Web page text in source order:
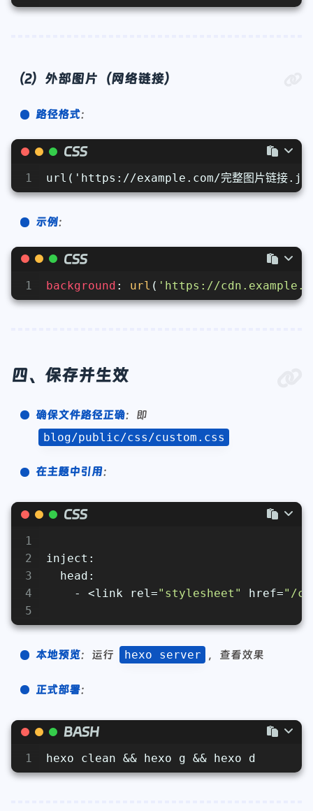
（2）外部图片（网络链接）
路径格式：
CSS
1 url('https://example.com/完整图片链接
示例：
CSS
1 background : url ( 'https://
四、保存并生效
确保文件路径正确：即
blog/public/css/custom.css
在主题中引用：
CSS
1
2
3
4
5
inject:
  head:
    - <link rel=
"stylesheet" href="/
本地预览：运行 hexo server ，查看效果
正式部署：
BASH
1 hexo clean && hexo g && hexo d